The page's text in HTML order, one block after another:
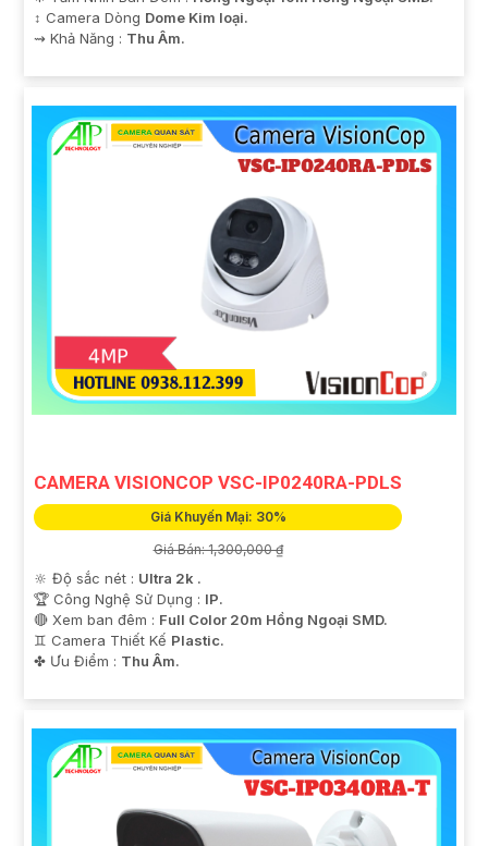
↕️ Camera Dòng Dome Kim loại.
️⇝ Khả Năng : Thu Âm.
CAMERA VISIONCOP VSC-IP0240RA-PDLS
Giá Khuyến Mại: 30%
Giá Bán: 1,300,000 ₫
🔆 Độ sắc nét : Ultra 2k .
🏆 Công Nghệ Sử Dụng : IP.
🔴 Xem ban đêm : Full Color 20m Hồng Ngoại SMD.
♊ Camera Thiết Kế Plastic.
️✤ Ưu Điểm : Thu Âm.